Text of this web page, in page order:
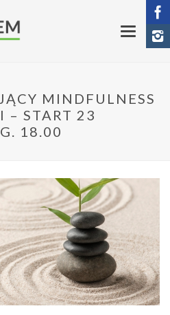
MINDFULNESS
– START 23
18.00